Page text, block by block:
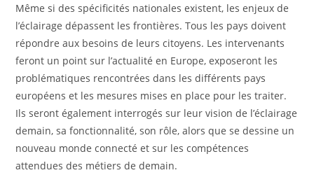
Même si des spécificités nationales existent, les enjeux de
l’éclairage dépassent les frontières. Tous les pays doivent
répondre aux besoins de leurs citoyens. Les intervenants
feront un point sur l’actualité en Europe, exposeront les
problématiques rencontrées dans les différents pays
européens et les mesures mises en place pour les traiter.
Ils seront également interrogés sur leur vision de l’éclairage
demain, sa fonctionnalité, son rôle, alors que se dessine un
nouveau monde connecté et sur les compétences
attendues des métiers de demain.